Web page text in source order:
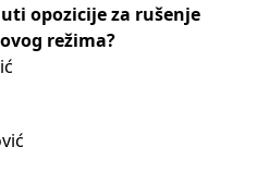
opozicije za rušenje
režima?